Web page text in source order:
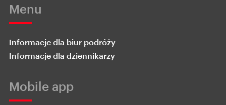
Menu
Informacje dla biur podróży
Informacje dla dziennikarzy
Mobile app